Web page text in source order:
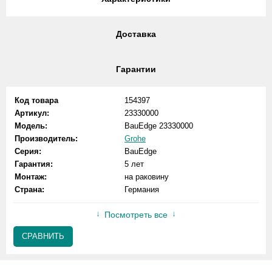
Доставка
Гарантии
Код товара
154397
Артикул:
23330000
Модель:
BauEdge 23330000
Производитель:
Grohe
Серия:
BauEdge
Гарантия:
5 лет
Монтаж:
на раковину
Страна:
Германия
Посмотреть все
СРАВНИТЬ